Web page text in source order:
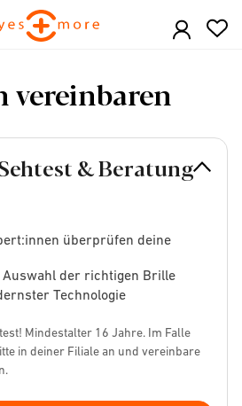
vereinbaren
& Beratung
überprüfen deine
der richtigen Brille
Technologie
Mindestalter 16 Jahre. Im Falle
in deiner Filiale an und vereinbare